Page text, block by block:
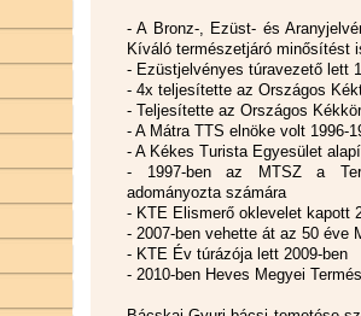
- A Bronz-, Ezüst- és
Kíváló természetjáró minősítést
- Ezüstjelvényes túravezető lett
- 4x teljesítette az Országos
- Teljesítette az Országos
- A Mátra TTS elnöke volt 1996-
- A Kékes Turista Egyesület
- 1997-ben az MTSZ a
adományozta számára
- KTE Elismerő oklevelet kapott
- 2007-ben vehette át az 50 éve
- KTE Év túrázója lett 2009-ben
- 2010-ben Heves Megyei